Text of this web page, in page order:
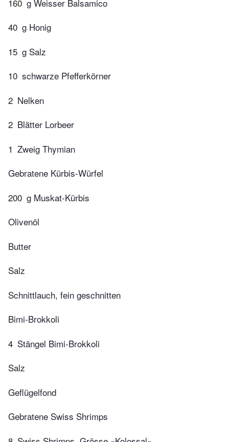
160 g Weisser Balsamico
40 g Honig
15 g Salz
10 schwarze Pfefferkörner
2 Nelken
2 Blätter Lorbeer
1 Zweig Thymian
Gebratene Kürbis-Würfel
200 g Muskat-Kürbis
Olivenöl
Butter
Salz
Schnittlauch, fein geschnitten
Bimi-Brokkoli
4 Stängel Bimi-Brokkoli
Salz
Geflügelfond
Gebratene Swiss Shrimps